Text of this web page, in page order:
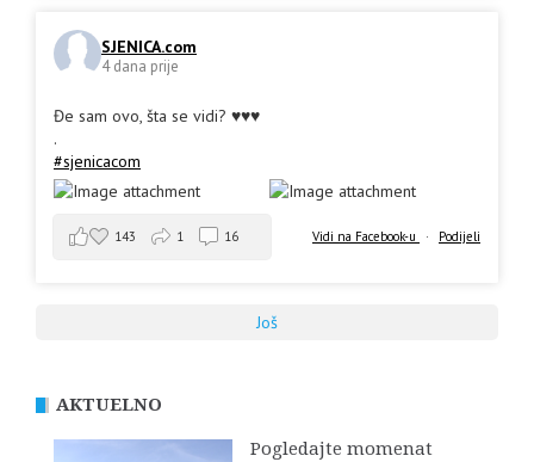
SJENICA.com
4 dana prije
Đe sam ovo, šta se vidi? ♥️♥️♥️
.
#sjenicacom
Vidi na Facebook-u · Podijeli
143 1 16
Još
AKTUELNO
Pogledajte momenat